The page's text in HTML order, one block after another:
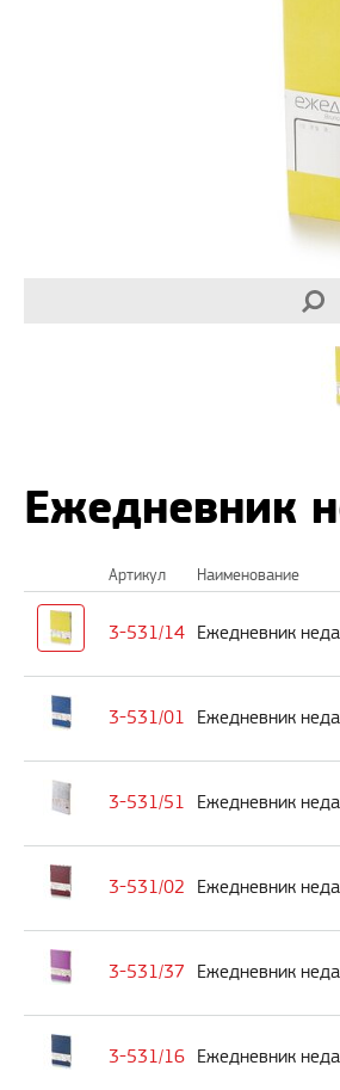
Ежедневник
Артикул Наименование
3-531/14 Ежедневник
3-531/01 Ежедневник
3-531/51 Ежедневник
3-531/02 Ежедневник
3-531/37 Ежедневник
3-531/16 Ежедневник